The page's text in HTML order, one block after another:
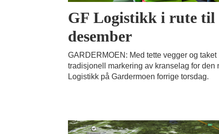
GF Logistikk i rute
desember
GARDERMOEN: Med tette vegger og
tradisjonell markering av kranselag for
Logistikk på Gardermoen forrige torsdag.